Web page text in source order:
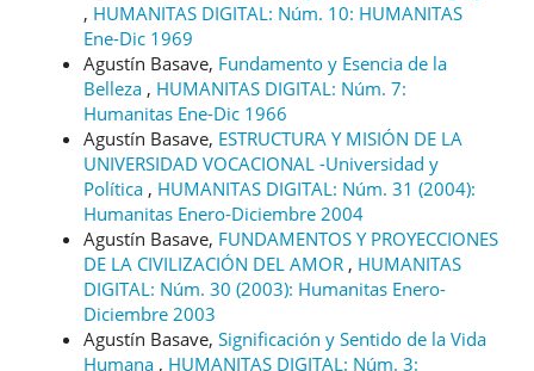
, HUMANITAS DIGITAL: Núm. 10: HUMANITAS
Ene-Dic 1969
Agustín Basave, Fundamento y Esencia de la
Belleza , HUMANITAS DIGITAL: Núm. 7:
Humanitas Ene-Dic 1966
Agustín Basave, ESTRUCTURA Y MISIÓN DE LA
UNIVERSIDAD VOCACIONAL -Universidad y
Política , HUMANITAS DIGITAL: Núm. 31 (2004):
Humanitas Enero-Diciembre 2004
Agustín Basave, FUNDAMENTOS Y PROYECCIONES
DE LA CIVILIZACIÓN DEL AMOR , HUMANITAS
DIGITAL: Núm. 30 (2003): Humanitas Enero-
Diciembre 2003
Agustín Basave, Significación y Sentido de la Vida
Humana , HUMANITAS DIGITAL: Núm. 3: